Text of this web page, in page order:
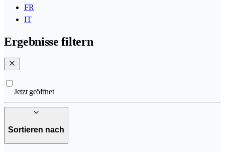
FR
IT
Ergebnisse filtern
Jetzt geöffnet
Sortieren nach